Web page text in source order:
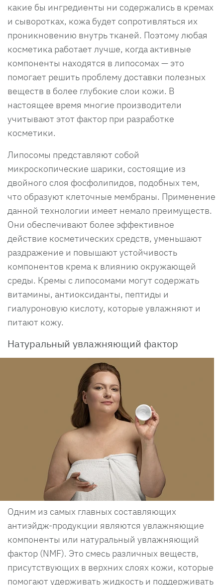
какие бы ингредиенты ни содержались в кремах
и сыворотках, кожа будет сопротивляться их
проникновению внутрь тканей. Поэтому любая
косметика работает лучше, когда активные
компоненты находятся в липосомах — это
помогает решить проблему доставки полезных
веществ в более глубокие слои кожи. В
настоящее время многие производители
учитывают этот фактор при разработке
косметики.
Липосомы представляют собой
микроскопические шарики, состоящие из
двойного слоя фосфолипидов, подобных тем,
что образуют клеточные мембраны. Применение
данной технологии имеет немало преимуществ.
Они обеспечивают более эффективное
действие косметических средств, уменьшают
раздражение и повышают устойчивость
компонентов крема к влиянию окружающей
среды. Кремы с липосомами могут содержать
витамины, антиоксиданты, пептиды и
гиалуроновую кислоту, которые увлажняют и
питают кожу.
Натуральный увлажняющий фактор
Одним из самых главных составляющих
антиэйдж-продукции являются увлажняющие
компоненты или натуральный увлажняющий
фактор (NMF). Это смесь различных веществ,
присутствующих в верхних слоях кожи, которые
помогают удерживать жидкость и поддерживать